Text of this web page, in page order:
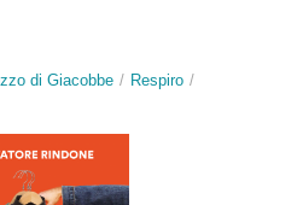
di Giacobbe
Respiro